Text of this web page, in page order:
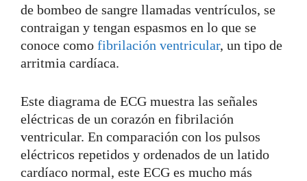
de bombeo de sangre llamadas ventrículos, se
contraigan y tengan espasmos en lo que se
conoce como fibrilación ventricular, un tipo de
arritmia cardíaca.
Este diagrama de ECG muestra las señales
eléctricas de un corazón en fibrilación
ventricular. En comparación con los pulsos
eléctricos repetidos y ordenados de un latido
cardíaco normal, este ECG es mucho más